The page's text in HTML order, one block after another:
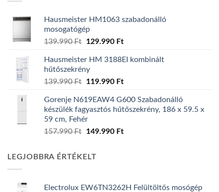
Hausmeister HM1063 szabadonálló
mosogatógép
139.990Ft
Original
was:
139.990 Ft.
129.990 FtCurrent
is:
Hausmeister HM 3188EI kombinált
hűtőszekrény
139.990Ft
Original
was:
139.990 Ft.
119.990 FtCurrent
is:
119.990 Ft.
Gorenje N619EAW4 G600 Szabadonálló
készülék fagyasztós hűtőszekrény, 186 x 59.5 x
59 cm, Fehér
157.990Ft
Original
157.990 Ft.
149.990 FtCurrent
LEGJOBBRA ÉRTÉKELT
Electrolux EW6TN3262H Felültöltős mosógép